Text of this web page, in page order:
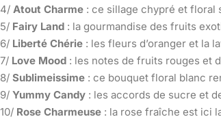
4/ Atout Charme : ce sillage chypré et floral
5/ Fairy Land : la gourmandise des fruits
6/ Liberté Chérie : les fleurs d’oranger et la
7/ Love Mood : les notes de fruits rouges et
8/ Sublimeissime : ce bouquet floral blanc
9/ Yummy Candy : les accords de sucre et
10/ Rose Charmeuse : la rose fraîche est ici